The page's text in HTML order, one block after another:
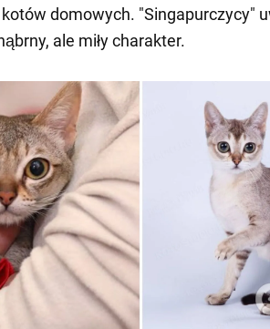
domowych. "Singapurczycy"
ale miły charakter.